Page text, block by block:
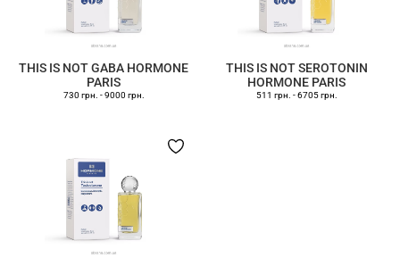
THIS IS NOT GABA HORMONE
PARIS
730 грн. -9000 грн.
THIS IS NOT SEROTONIN
HORMONE PARIS
511 грн. -6705 грн.